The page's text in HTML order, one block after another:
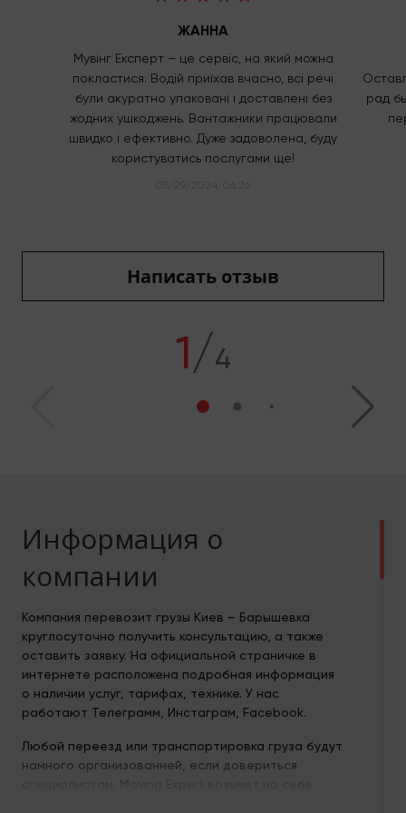
Мувінг Експерт – це сервіс, на який можна
покластися. Водій приїхав вчасно, всі речі
були акуратно упаковані і доставлені без
жодних ушкоджень. Вантажники працювали
швидко і ефективно. Дуже задоволена, буду
користуватись послугами ще!
ЖАННА
05/29/2024, 06:26
рад
Написать отзыв
1/4
Информация о
компании
Компания перевозит грузы Киев – Барышевка
круглосуточно получить консультацию, а также
оставить заявку. На официальной страничке в
интернете расположена подробная информация
о наличии услуг, тарифах, технике. У нас
работают Телеграмм, Инстаграм, Facebook.
Любой переезд или транспортировка груза будут
намного организованней, если довериться